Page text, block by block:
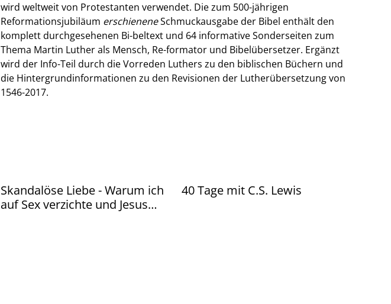
wird weltweit von Protestanten verwendet. Die zum 500-jährigen
Reformationsjubiläum erschieneneSchmuckausgabe der Bibel enthält den
komplett durchgesehenen Bi-beltext und 64 informative Sonderseiten zum
Thema Martin Luther als Mensch, Re-formator und Bibelübersetzer. Ergänzt
wird der Info-Teil durch die Vorreden Luthers zu den biblischen Büchern und
die Hintergrundinformationen zu den Revisionen der Lutherübersetzung von
1546-2017.
Skandalöse Liebe - Warum ich
auf Sex verzichte und Jesus
40 Tage mit C.S. Lewis